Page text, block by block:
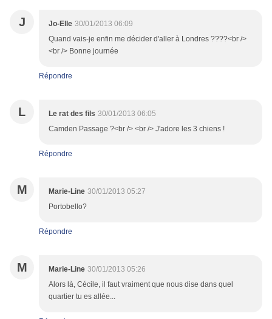
J Jo-Elle 30/01/2013 06:09
Quand vais-je enfin me décider d'aller à Londres ????<br />
<br /> Bonne journée
Répondre
L Le rat des fils 30/01/2013 06:05
Camden Passage ?<br /> <br /> J'adore les 3 chiens !
Répondre
M Marie-Line 30/01/2013 05:27
Portobello?
Répondre
M Marie-Line 30/01/2013 05:26
Alors là, Cécile, il faut vraiment que nous dise dans quel
quartier tu es allée...